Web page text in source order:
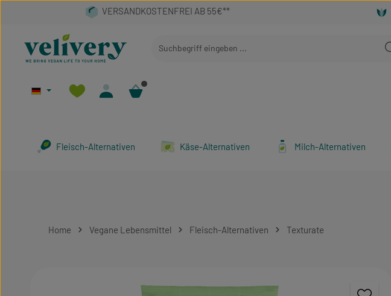
Hauptinhalt springen
Zur Suche springen
Zur Hauptnavigation springen
Fleisch-Alternativen Käse-Alternativen Milch-Alternativen
Home Vegane Lebensmittel Fleisch-Alternativen Texturate